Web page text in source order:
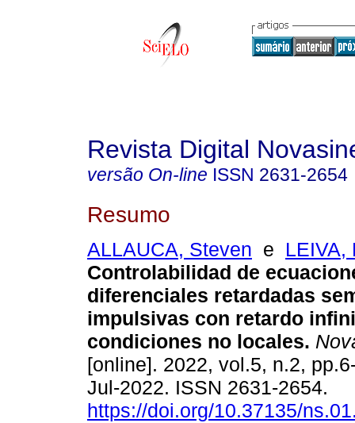
Revista Digital
versão On-line ISSN 2631-2654
Resumo
ALLAUCA, Steven e LEIVA,
Controlabilidad de
diferenciales retardadas
impulsivas con retardo
condiciones no locales.
[online]. 2022, vol.5, n.2,
Jul-2022. ISSN 2631-2654.
https://doi.org/10.37135/